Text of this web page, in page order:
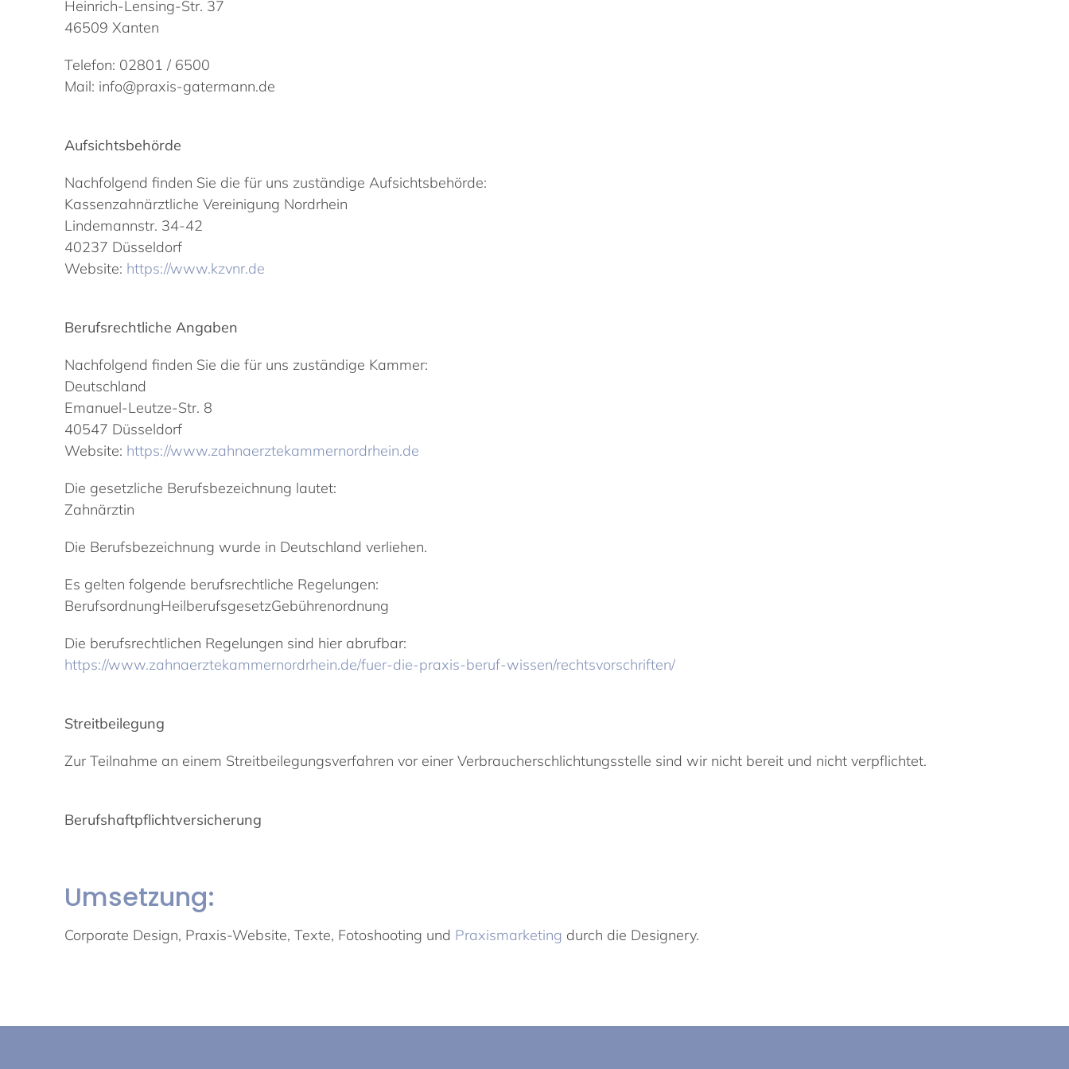
Heinrich-Lensing-Str. 37
46509 Xanten
Telefon: 02801 / 6500
Mail: info@praxis-gatermann.de
Aufsichtsbehörde
Nachfolgend finden Sie die für uns zuständige Aufsichtsbehörde:
Kassenzahnärztliche Vereinigung Nordrhein
Lindemannstr. 34-42
40237 Düsseldorf
Website: https://www.kzvnr.de
Berufsrechtliche Angaben
Nachfolgend finden Sie die für uns zuständige Kammer:
Deutschland
Emanuel-Leutze-Str. 8
40547 Düsseldorf
Website: https://www.zahnaerztekammernordrhein.de
Die gesetzliche Berufsbezeichnung lautet:
Zahnärztin
Die Berufsbezeichnung wurde in Deutschland verliehen.
Es gelten folgende berufsrechtliche Regelungen:
BerufsordnungHeilberufsgesetzGebührenordnung
Die berufsrechtlichen Regelungen sind hier abrufbar:
https://www.zahnaerztekammernordrhein.de/fuer-die-praxis-beruf-wissen/rechtsvorschriften/
Streitbeilegung
Zur Teilnahme an einem Streitbeilegungsverfahren vor einer Verbraucherschlichtungsstelle sind wir nicht bereit und nicht verpflichtet.
Berufshaftpflichtversicherung
Umsetzung:
Corporate Design, Praxis-Website, Texte, Fotoshooting und Praxismarketing durch die Designery.